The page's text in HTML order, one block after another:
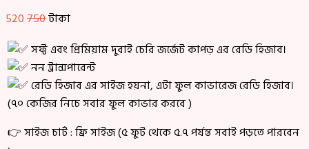
520750টাকা
সফ্ট এবং প্রিমিয়াম দুবাই চেরি জর্জেট কাপড় এর রেডি হিজাব।
নন ট্রান্সপারেন্ট
রেডি হিজাব এর সাইজ হয়না, এটা ফুল কাভারেজ রেডি হিজাব।
(৭০ কেজির নিচে সবার ফুল কাভার করবে )
👉 সাইজ চার্ট : ফ্রি সাইজ (৫ ফুট থেকে ৫.৭ পর্যন্ত সবাই পড়তে পারবেন